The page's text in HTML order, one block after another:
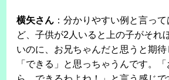
横矢さん ：分かりやすい例と言っ
ど、子供が2人いると上の子がそれ
いのに、お兄ちゃんだと思うと期
「できる」と思っちゃうんです。